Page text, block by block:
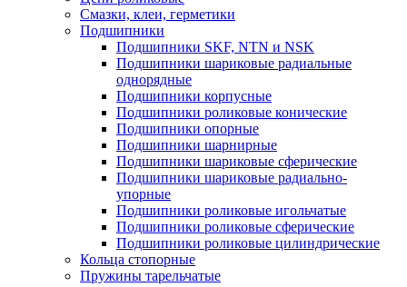
Смазки, клеи, герметики
Подшипники
Подшипники SKF, NTN и NSK
Подшипники шариковые радиальные
однорядные
Подшипники корпусные
Подшипники роликовые конические
Подшипники опорные
Подшипники шарнирные
Подшипники шариковые сферические
Подшипники шариковые радиально-
упорные
Подшипники роликовые игольчатые
Подшипники роликовые сферические
Подшипники роликовые цилиндрические
Кольца стопорные
Пружины тарельчатые